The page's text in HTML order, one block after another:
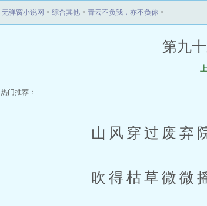
无弹窗小说网 > 综合其他 > 青云不负我，亦不负你 >
第九
热门推荐：
山风穿过废弃院
吹得枯草微微摇